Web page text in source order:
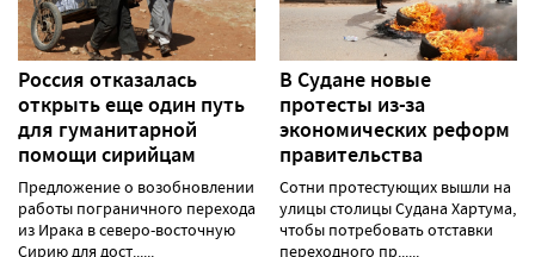
Россия отказалась
открыть еще один путь
для гуманитарной
помощи сирийцам
Предложение о возобновлении
работы пограничного перехода
из Ирака в северо-восточную
Сирию для дост......
В Судане новые
протесты из-за
экономических реформ
правительства
Сотни протестующих вышли на
улицы столицы Судана Хартума,
чтобы потребовать отставки
переходного пр......